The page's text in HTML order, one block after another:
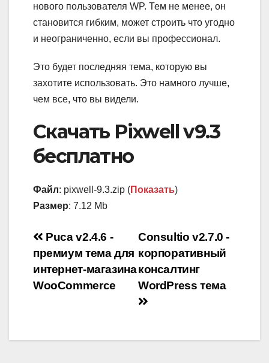
нового пользователя WP. Тем не менее, он
становится гибким, может строить что угодно
и неограниченно, если вы профессионал.
Это будет последняя тема, которую вы
захотите использовать. Это намного лучше,
чем все, что вы видели.
Скачать Pixwell v9.3
бесплатно
Файл: pixwell-9.3.zip (Показать)
Размер: 7.12 Mb
Навигация
по
записям
Consultio v2.7.0 -
корпоративный
консалтинг
WordPress тема
Puca v2.4.6 -
премиум тема для
интернет-магазина
WooCommerce